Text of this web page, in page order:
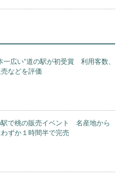
一広い”道の駅が初受賞 利用客数、
などを評価
で桃の販売イベント 名産地から
ずか１時間半で完売